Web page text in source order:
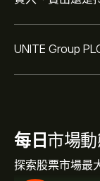
UNITE Group
每日 市場
探索股票市場最